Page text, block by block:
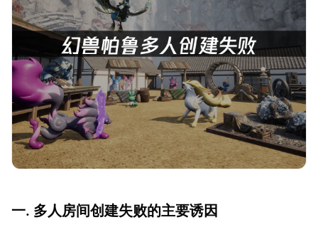
一. 多人房间创建失败的主要诱因